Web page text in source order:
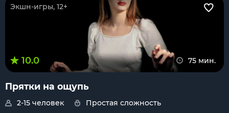
Экшн-игры, 12+
10.0 75 мин.
Прятки на ощупь
2-15 человек
Простая сложность